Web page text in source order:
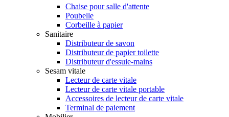
Chaise pour salle d'attente
Poubelle
Corbeille à papier
Sanitaire
Distributeur de savon
Distributeur de papier toilette
Distributeur d'essuie-mains
Sesam vitale
Lecteur de carte vitale
Lecteur de carte vitale portable
Accessoires de lecteur de carte vitale
Terminal de paiement